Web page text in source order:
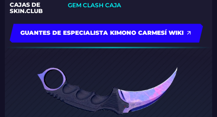
CAJAS DE
SKIN.CLUB
GEM CLASH CAJA
GUANTES DE ESPECIALISTA KIMONO CARMESÍ WIKI